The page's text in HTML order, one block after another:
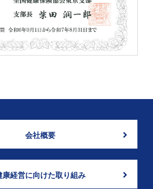
会社概要
康経営に向けた取り組み